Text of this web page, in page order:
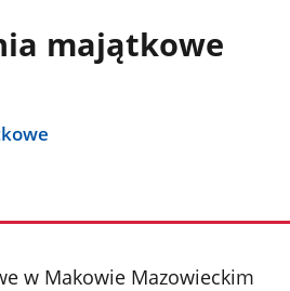
majątkowe
w Makowie Mazowieckim